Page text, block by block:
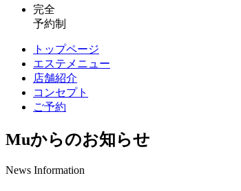
完全
予約制
トップページ
エステメニュー
店舗紹介
コンセプト
ご予約
Muからのお知らせ
News Information